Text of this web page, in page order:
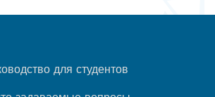
для студентов